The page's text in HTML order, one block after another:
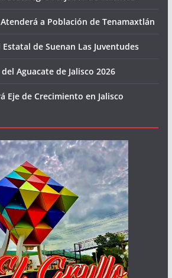
Atenderá a Población de Tenamaxtlán
Estatal de Suenan Las Juventudes
Aguacate de Jalisco 2026
Eje de Crecimiento en Jalisco